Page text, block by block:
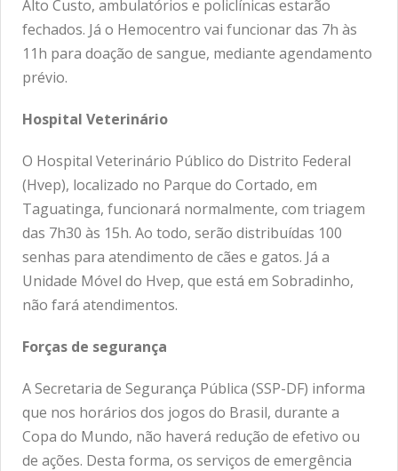
Alto Custo, ambulatórios e policlínicas estarão
fechados. Já o Hemocentro vai funcionar das 7h às
11h para doação de sangue, mediante agendamento
prévio.
Hospital Veterinário
O Hospital Veterinário Público do Distrito Federal
(Hvep), localizado no Parque do Cortado, em
Taguatinga, funcionará normalmente, com triagem
das 7h30 às 15h. Ao todo, serão distribuídas 100
senhas para atendimento de cães e gatos. Já a
Unidade Móvel do Hvep, que está em Sobradinho,
não fará atendimentos.
Forças de segurança
A Secretaria de Segurança Pública (SSP-DF) informa
que nos horários dos jogos do Brasil, durante a
Copa do Mundo, não haverá redução de efetivo ou
de ações. Desta forma, os serviços de emergência